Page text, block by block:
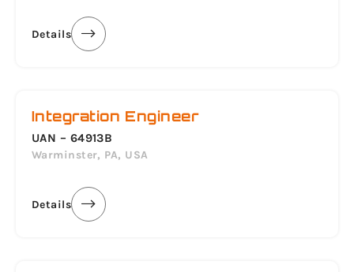
Details
Integration Engineer
UAN – 64913B
Warminster, PA, USA
Details